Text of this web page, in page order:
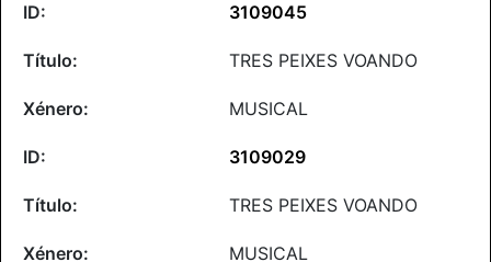
3109045
TRES PEIXES VOANDO
MUSICAL
3109029
TRES PEIXES VOANDO
MUSICAL